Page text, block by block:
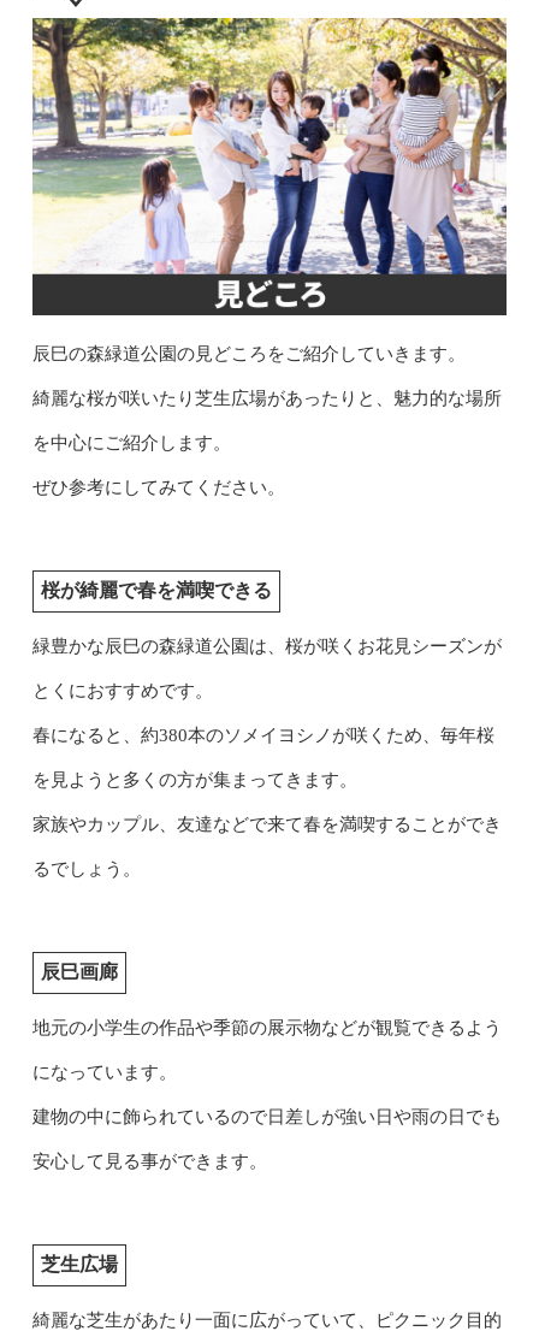
辰巳の森緑道公園の見どころをご紹介していきます。
綺麗な桜が咲いたり芝生広場があったりと、魅力的な場所
を中心にご紹介します。
ぜひ参考にしてみてください。
桜が綺麗で春を満喫できる
緑豊かな辰巳の森緑道公園は、桜が咲くお花見シーズンが
とくにおすすめです。
春になると、約380本のソメイヨシノが咲くため、毎年桜
を見ようと多くの方が集まってきます。
家族やカップル、友達などで来て春を満喫することができ
るでしょう。
辰巳画廊
地元の小学生の作品や季節の展示物などが観覧できるよう
になっています。
建物の中に飾られているので日差しが強い日や雨の日でも
安心して見る事ができます。
芝生広場
綺麗な芝生があたり一面に広がっていて、ピクニック目的